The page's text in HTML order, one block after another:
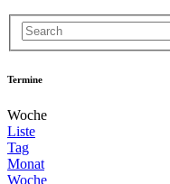
Termine
Woche
Liste
Tag
Monat
Woche